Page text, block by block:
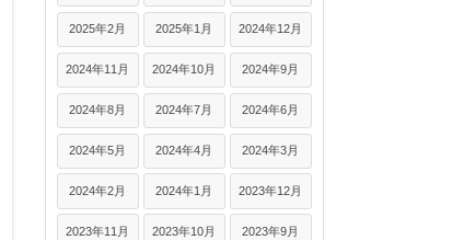
2025年2月 2025年1月 2024年12月
2024年11月 2024年10月 2024年9月
2024年8月 2024年7月 2024年6月
2024年5月 2024年4月 2024年3月
2024年2月 2024年1月 2023年12月
2023年11月 2023年10月 2023年9月